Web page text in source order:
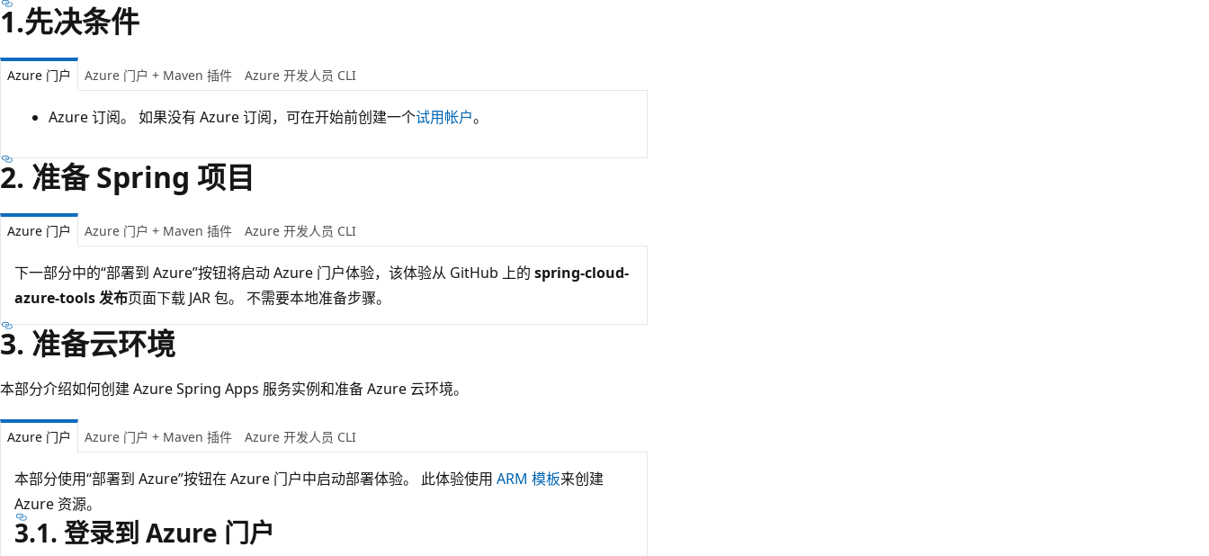
1.先决条件
Azure 门户 Azure 门户 + Maven 插件 Azure 开发人员 CLI
Azure 订阅。 如果没有 Azure 订阅，可在开始前创建一个试用帐户。
2. 准备 Spring 项目
Azure 门户 Azure 门户 + Maven 插件 Azure 开发人员 CLI
下一部分中的“部署到 Azure”按钮将启动 Azure 门户体验，该体验从 GitHub 上的 spring-cloud-
azure-tools 发布页面下载 JAR 包。 不需要本地准备步骤。
3. 准备云环境
本部分介绍如何创建 Azure Spring Apps 服务实例和准备 Azure 云环境。
Azure 门户 Azure 门户 + Maven 插件 Azure 开发人员 CLI
本部分使用“部署到 Azure”按钮在 Azure 门户中启动部署体验。 此体验使用 ARM 模板来创建
Azure 资源。
3.1. 登录到 Azure 门户